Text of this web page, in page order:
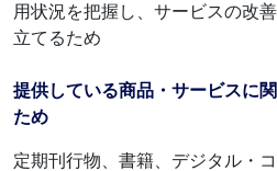
用状況を把握し、サービスの改
立てるため
提供している商品・サービスに
ため
定期刊行物、書籍、デジタル・